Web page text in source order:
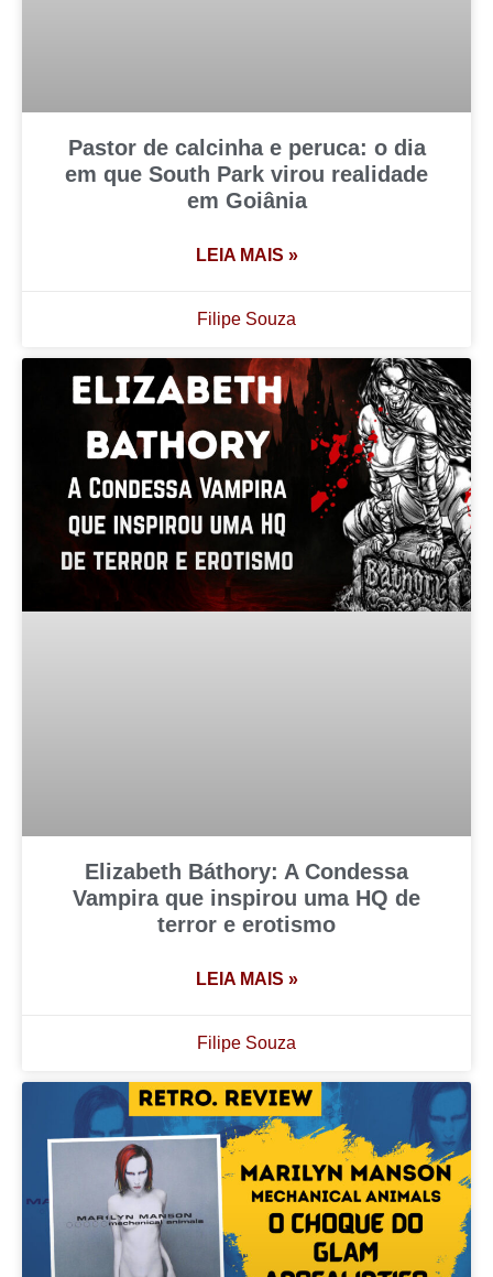
Pastor de calcinha e peruca: o dia
em que South Park virou realidade
em Goiânia
LEIA MAIS »
Filipe Souza
Elizabeth Báthory: A Condessa
Vampira que inspirou uma HQ de
terror e erotismo
LEIA MAIS »
Filipe Souza